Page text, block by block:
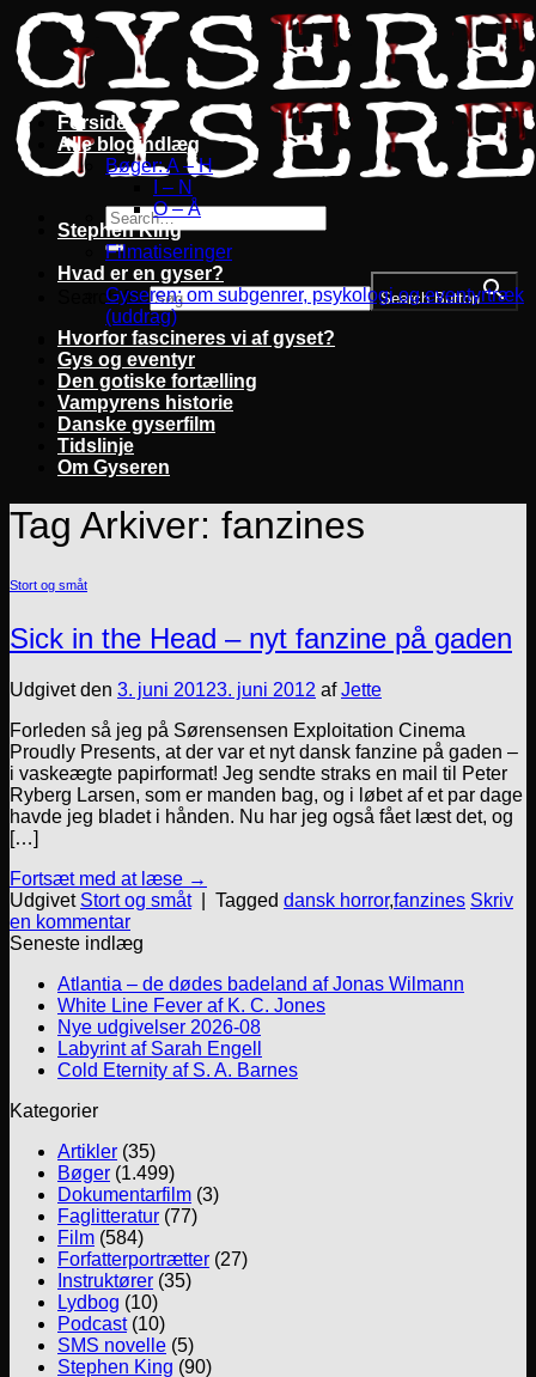
Fortsæt
til
indhold
Search for: Search Button
Forside
Alle blogindlæg
Bøger: A – H
I – N
O – Å
Stephen King
Filmatiseringer
Hvad er en gyser?
Gyseren: om subgenrer, psykologi og eventyrtræk
(uddrag)
Hvorfor fascineres vi af gyset?
Gys og eventyr
Den gotiske fortælling
Vampyrens historie
Danske gyserfilm
Tidslinje
Om Gyseren
Tag Arkiver: fanzines
Stort og småt
Sick in the Head – nyt fanzine på gaden
Udgivet den 3. juni 20123. juni 2012 afJette
Forleden så jeg på Sørensensen Exploitation Cinema
Proudly Presents, at der var et nyt dansk fanzine på gaden –
i vaskeægte papirformat! Jeg sendte straks en mail til Peter
Ryberg Larsen, som er manden bag, og i løbet af et par dage
havde jeg bladet i hånden. Nu har jeg også fået læst det, og
[…]
Fortsæt med at læse →
Udgivet Stort og småt Tagged dansk horror,fanzines Skriv
en kommentar
Seneste indlæg
Atlantia – de dødes badeland af Jonas Wilmann
White Line Fever af K. C. Jones
Nye udgivelser 2026-08
Labyrint af Sarah Engell
Cold Eternity af S. A. Barnes
Kategorier
Artikler (35)
Bøger (1.499)
Dokumentarfilm (3)
Faglitteratur (77)
Film (584)
Forfatterportrætter (27)
Instruktører (35)
Lydbog (10)
Podcast(10)
SMS novelle (5)
Stephen King (90)